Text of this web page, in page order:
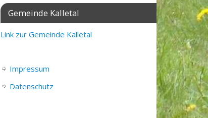
Gemeinde Kalletal
Link zur Gemeinde Kalletal
Impressum
Datenschutz